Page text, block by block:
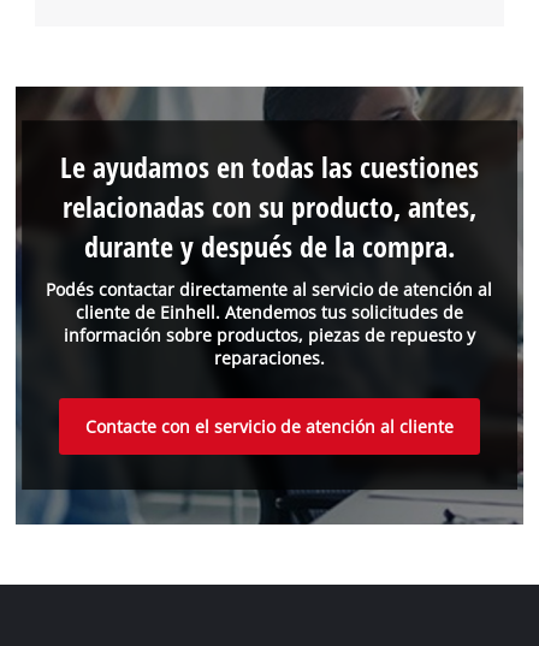
Podés contactar directamente al servicio de atención al
cliente de Einhell. Atendemos tus solicitudes de
información sobre productos, piezas de repuesto y
reparaciones.
Le ayudamos en todas las cuestiones
relacionadas con su producto, antes,
durante y después de la compra.
Contacte con el servicio de atención al cliente